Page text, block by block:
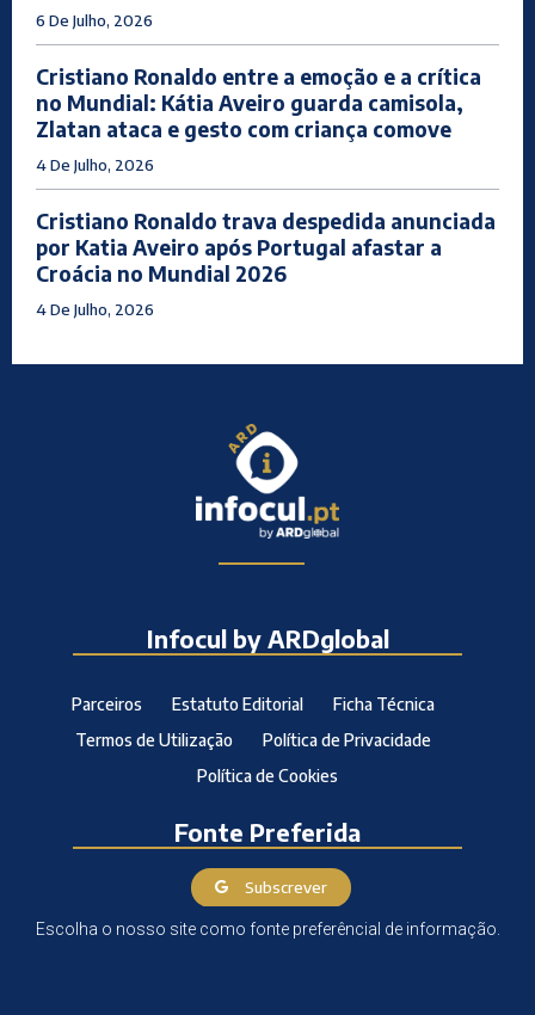
6 De Julho, 2026
Cristiano Ronaldo entre a emoção e a crítica
no Mundial: Kátia Aveiro guarda camisola,
Zlatan ataca e gesto com criança comove
4 De Julho, 2026
Cristiano Ronaldo trava despedida anunciada
por Katia Aveiro após Portugal afastar a
Croácia no Mundial 2026
4 De Julho, 2026
Infocul by ARDglobal
Parceiros Estatuto Editorial
Ficha Técnica
Termos de Utilização
Política de Privacidade
Política de Cookies
Fonte Preferida
Subscrever
Escolha o nosso site como fonte preferêncial de informação.